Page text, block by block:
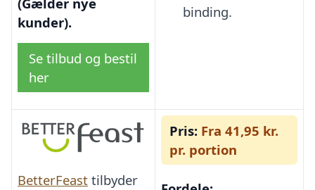
kunder).
Se tilbud og bestil
her
binding.
BetterFeast tilbyder
Pris: Fra 41,95 kr.
pr. portion